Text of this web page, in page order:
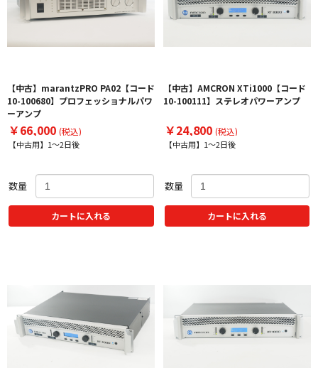
【中古】marantzPRO PA02【コード
10-100680】プロフェッショナルパワ
ーアンプ
￥66,000 (税込)
【中古用】1～2日後
数量
カートに入れる
【中古】AMCRON XTi1000【コード
10-100111】ステレオパワーアンプ
￥24,800 (税込)
【中古用】1～2日後
数量
カートに入れる